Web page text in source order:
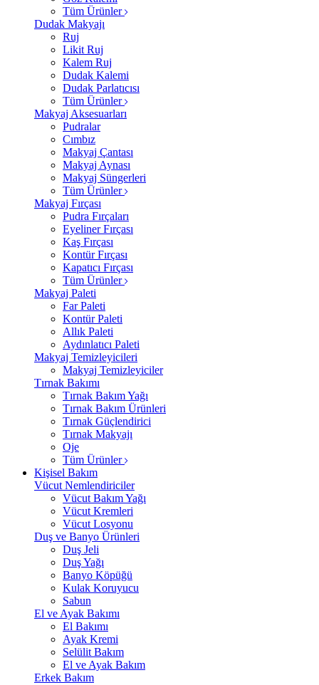
Tüm Ürünler
Dudak Makyajı
Ruj
Likit Ruj
Kalem Ruj
Dudak Kalemi
Dudak Parlatıcısı
Tüm Ürünler
Makyaj Aksesuarları
Pudralar
Cımbız
Makyaj Çantası
Makyaj Aynası
Makyaj Süngerleri
Tüm Ürünler
Makyaj Fırçası
Pudra Fırçaları
Eyeliner Fırçası
Kaş Fırçası
Kontür Fırçası
Kapatıcı Fırçası
Tüm Ürünler
Makyaj Paleti
Far Paleti
Kontür Paleti
Allık Paleti
Aydınlatıcı Paleti
Makyaj Temizleyicileri
Makyaj Temizleyiciler
Tırnak Bakımı
Tırnak Bakım Yağı
Tırnak Bakım Ürünleri
Tırnak Güçlendirici
Tırnak Makyajı
Oje
Tüm Ürünler
Kişisel Bakım
Vücut Nemlendiriciler
Vücut Bakım Yağı
Vücut Kremleri
Vücut Losyonu
Duş ve Banyo Ürünleri
Duş Jeli
Duş Yağı
Banyo Köpüğü
Kulak Koruyucu
Sabun
El ve Ayak Bakımı
El Bakımı
Ayak Kremi
Selülit Bakım
El ve Ayak Bakım
Erkek Bakım